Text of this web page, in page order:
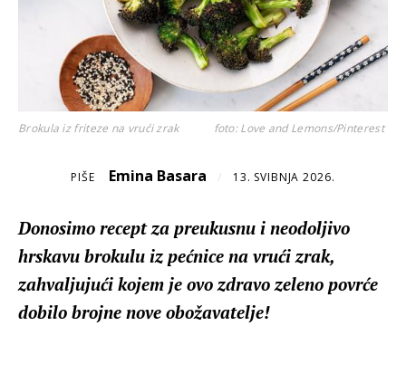
Brokula iz friteze na vrući zrak foto: Love and Lemons/Pinterest
PIŠE Emina Basara / 13. SVIBNJA 2026.
Donosimo recept za preukusnu i neodoljivo
hrskavu brokulu iz pećnice na vrući zrak,
zahvaljujući kojem je ovo zdravo zeleno povrće
dobilo brojne nove obožavatelje!